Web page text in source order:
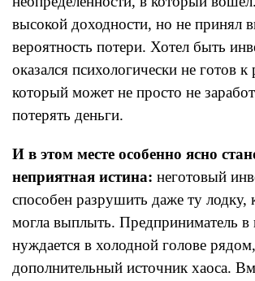
высокой доходности, но не принял
вероятность потери. Хотел быть
оказался психологически не готов к
который может не просто не
потерять деньги.
И в этом месте особенно ясно
неприятная истина: неготовый
способен разрушить даже ту лодку,
могла выплыть. Предприниматель в
нуждается в холодной голове
дополнительный источник хаоса.